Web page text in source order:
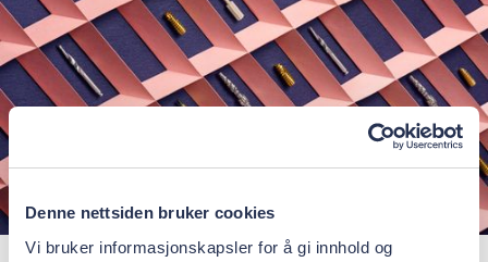
Denne nettsiden bruker cookies
Vi bruker informasjonskapsler for å gi innhold og